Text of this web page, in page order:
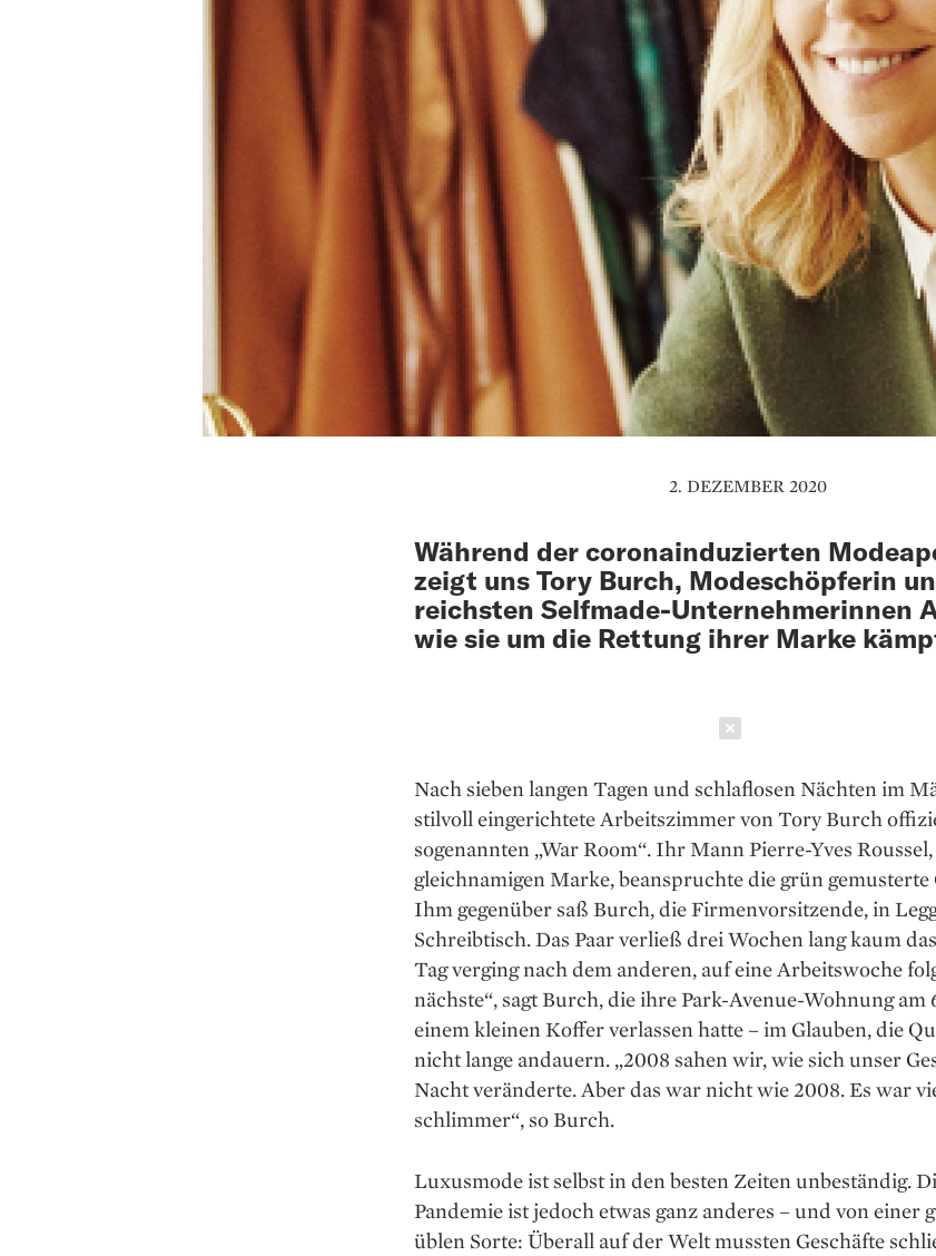
2. DEZEMBER 2020
Während der coronainduzierten
zeigt uns Tory Burch, Modeschöpferin
reichsten Selfmade-Unternehmerinnen
wie sie um die Rettung ihrer Marke
Nach sieben langen Tagen und schlaflosen Nächten im
stilvoll eingerich­tete Arbeitszimmer von Tory Burch
sogenannten „War Room“. Ihr Mann Pierre-Yves
gleichnamigen Marke, beanspruchte die grün
Ihm gegenüber saß Burch, die Firmenvorsitzende, in
Schreibtisch. Das Paar verließ drei Wochen lang kaum
Tag verging nach dem anderen, auf eine ­Arbeitswoche
nächste“, sagt Burch, die ihre Park-Avenue-Wohnung am
einem kleinen Koffer verlassen hatte – im Glauben, die
nicht lange andauern. „2008 sahen wir, wie sich unser
Nacht veränderte. Aber das war nicht wie 2008. Es war
schlimmer“, so Burch.
Luxusmode ist selbst in den besten Zeiten unbeständig.
Pandemie ist jedoch etwas ganz anderes – und von einer
üblen Sorte: Überall auf der Welt ­mussten Geschäfte